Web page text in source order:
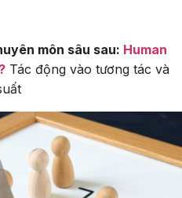
môn sâu sau: Human
Tác động vào tương tác và